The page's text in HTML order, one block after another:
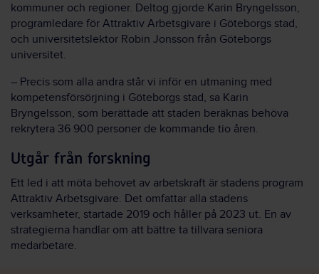
kommuner och regioner. Deltog gjorde Karin Bryngelsson,
programledare för Attraktiv Arbetsgivare i Göteborgs stad,
och universitetslektor Robin Jonsson från Göteborgs
universitet.
– Precis som alla andra står vi inför en utmaning med
kompetensförsörjning i Göteborgs stad, sa Karin
Bryngelsson, som berättade att staden beräknas behöva
rekrytera 36 900 personer de kommande tio åren.
Utgår från forskning
Ett led i att möta behovet av arbetskraft är stadens program
Attraktiv Arbetsgivare. Det omfattar alla stadens
verksamheter, startade 2019 och håller på 2023 ut. En av
strategierna handlar om att bättre ta tillvara seniora
medarbetare.